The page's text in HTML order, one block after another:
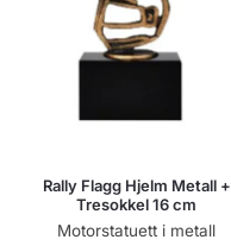
Rally Flagg Hjelm Metall +
Tresokkel 16 cm
Motorstatuett i metall